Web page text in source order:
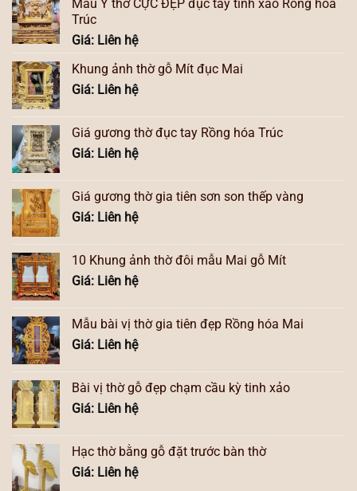
Mẫu Ỷ thờ CỰC ĐẸP đục tay tinh xảo Rồng hóa
Trúc
Giá: Liên hệ
Khung ảnh thờ gỗ Mít đục Mai
Giá: Liên hệ
Giá gương thờ đục tay Rồng hóa Trúc
Giá: Liên hệ
Giá gương thờ gia tiên sơn son thếp vàng
Giá: Liên hệ
10 Khung ảnh thờ đôi mẫu Mai gỗ Mít
Giá: Liên hệ
Mẫu bài vị thờ gia tiên đẹp Rồng hóa Mai
Giá: Liên hệ
Bài vị thờ gỗ đẹp chạm cầu kỳ tinh xảo
Giá: Liên hệ
Hạc thờ bằng gỗ đặt trước bàn thờ
Giá: Liên hệ